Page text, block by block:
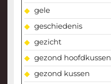
gele
geschiedenis
gezicht
gezond hoofdkussen
gezond kussen